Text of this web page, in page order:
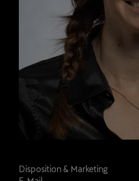
Disposition & Marketing